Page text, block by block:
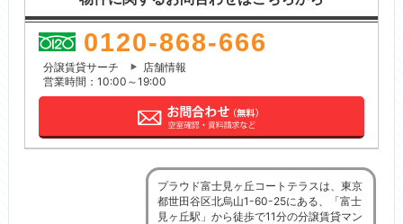
0120-868-666
分譲賃貸サーチ
店舗情報
営業時間：10:00～19:00
プラウド富士見ヶ丘コートテラスは、東京
都世田谷区北烏山1-60-25にある、「富士
見ヶ丘駅」から徒歩で11分の分譲賃貸マン